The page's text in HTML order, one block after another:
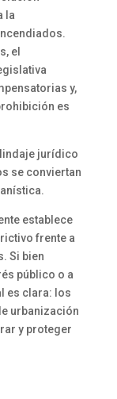
la
el
y,
es
jurídico
se conviertan
establece
frente a
Si bien
público o a
es clara: los
urbanización
y proteger